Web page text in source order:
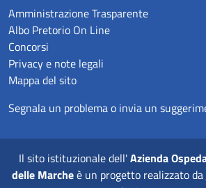
Amministrazione Trasparente
Albo Pretorio On Line
Concorsi
Privacy e note legali
Mappa del sito
Segnala un problema o invia un
Il sito istituzionale dell'Azienda
delle Marcheè un progetto realizzato da